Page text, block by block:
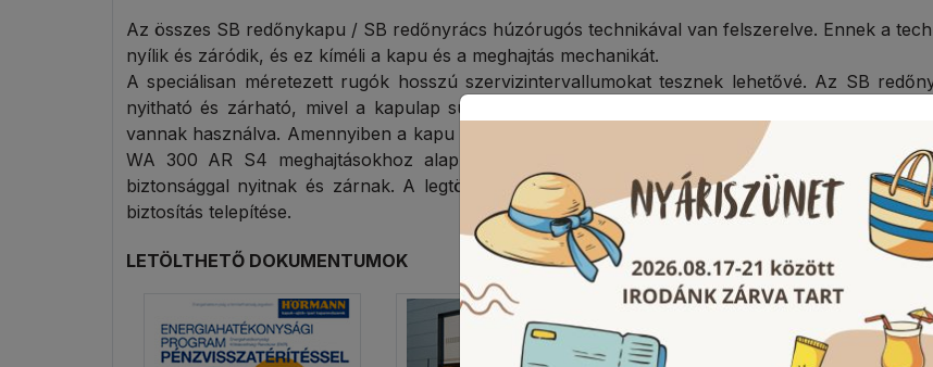
Az összes SB redőnykapu / SB redőnyrács húzórugós technikával van felszerelve. Ennek a
nyílik és záródik, és ez kíméli a kapu és a meghajtás mechanikát.
A speciálisan méretezett rugók hosszú szervizintervallumokat tesznek lehetővé. Az SB
nyitható és zárható, mivel a kapulap súlyát a húzórugók kiegyenlítik. Ezt a kedvező árú
vannak használva. Amennyiben a kapu használata megváltozik, az elektromos meghajtás
WA 300 AR S4 meghajtásokhoz alapkivitelben járó erőhatárolásnak köszönhetően, az
biztonsággal nyitnak és zárnak. A legtöbb kapulap-variációban és mérettartományban ezért
biztosítás telepítése.
LETÖLTHETŐ DOKUMENTUMOK